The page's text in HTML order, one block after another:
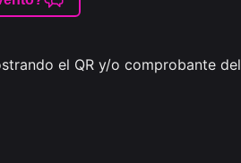
el QR y/o comprobante del